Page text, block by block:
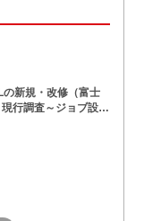
新規・改修（富士
行調査～ジョブ設…